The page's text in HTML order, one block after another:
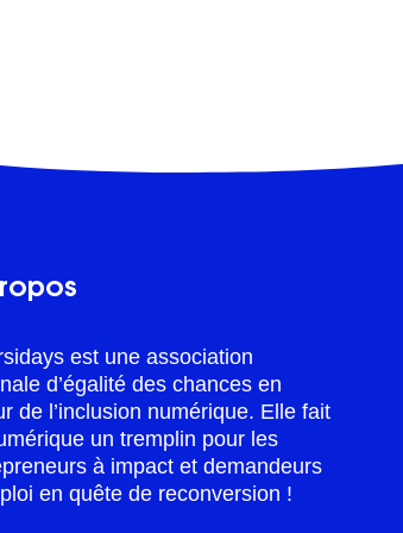
est une association
d’égalité des chances en
de l’inclusion numérique. Elle fait
un tremplin pour les
à impact et demandeurs
en quête de reconversion !